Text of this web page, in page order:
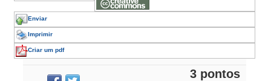
Enviar
Imprimir
Criar um pdf
3 pontos